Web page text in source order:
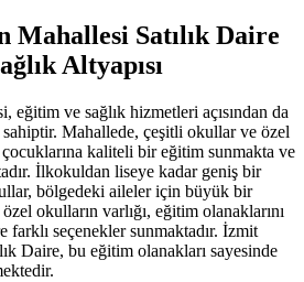
Mahallesi Satılık Daire
Altyapısı
eğitim ve sağlık hizmetleri açısından da
Mahallede, çeşitli okullar ve özel
kaliteli bir eğitim sunmakta ve
İlkokuldan liseye kadar geniş bir
bölgedeki aileler için büyük bir
okulların varlığı, eğitim olanaklarını
farklı seçenekler sunmaktadır. İzmit
Daire, bu eğitim olanakları sayesinde